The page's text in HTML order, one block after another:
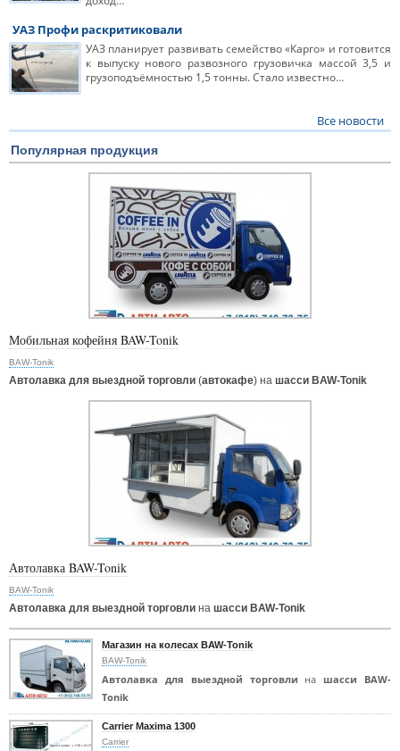
УАЗ Профи раскритиковали
УАЗ планирует развивать семейство «Карго» и готовится
к выпуску нового развозного грузовичка массой 3,5 и
грузоподъёмностью 1,5 тонны. Стало известно…
Все новости
Популярная продукция
Мобильная кофейня BAW-Tonik
BAW-Tonik
Автолавка для выездной торговли (автокафе) на шасси BAW-Tonik
Автолавка BAW-Tonik
BAW-Tonik
Автолавка для выездной торговли на шасси BAW-Tonik
Магазин на колесах BAW-Tonik
BAW-Tonik
Автолавка для выездной торговли на шасси BAW-
Tonik
Carrier Maxima 1300
Carrier